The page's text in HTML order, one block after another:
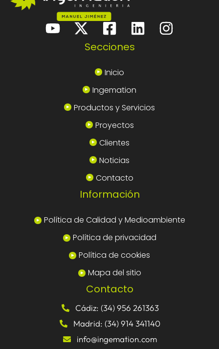
Secciones
Inicio
Ingemation
Productos y Servicios
Proyectos
Clientes
Noticias
Contacto
Información
Política de Calidad y Medioambiente
Política de privacidad
Política de cookies
Mapa del sitio
Contacto
Cádiz: (34) 956 261363
Madrid: (34) 914 341140
info@ingemation.com